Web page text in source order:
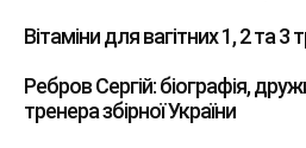
Вітаміни для вагітних 1, 2 та
Ребров Сергій: біографія,
тренера збірної України